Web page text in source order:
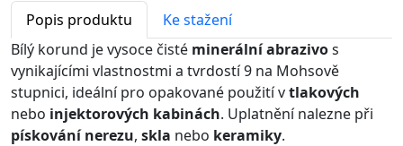
Popis produktu
Ke stažení
Bílý korund je vysoce čisté minerální abrazivos
vynikajícími vlastnostmi a tvrdostí 9 na Mohsově
stupnici, ideální pro opakované použití vtlakových
nebo injektorových kabinách. Uplatnění nalezne při
pískování nerezu, skla nebo keramiky.